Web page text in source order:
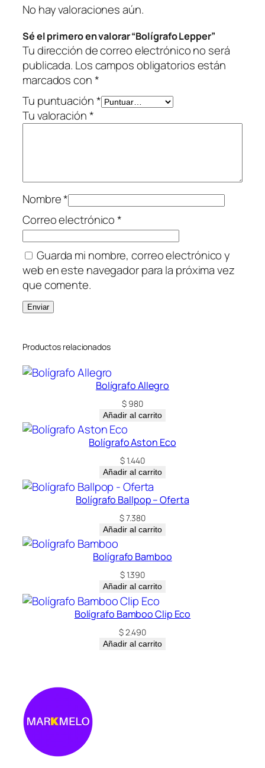
n
i
d
a
d
No hay valoraciones aún.
Sé el primero en valorar “Bolígrafo Lepper”
Tu dirección de correo electrónico no será
publicada. Los campos obligatorios están
marcados con*
Tu puntuación*
Tu valoración*
Nombre*
Correo electrónico*
Guarda mi nombre, correo electrónico y
web en este navegador para la próxima vez
que comente.
Productos relacionados
Bolígrafo Allegro
$ 980
Añadir al carrito
Bolígrafo Aston Eco
$1.440
Añadir al carrito
Bolígrafo Ballpop – Oferta
$7.380
Añadir al carrito
Bolígrafo Bamboo
$1.390
Añadir al carrito
Bolígrafo Bamboo Clip Eco
$2.490
Añadir al carrito